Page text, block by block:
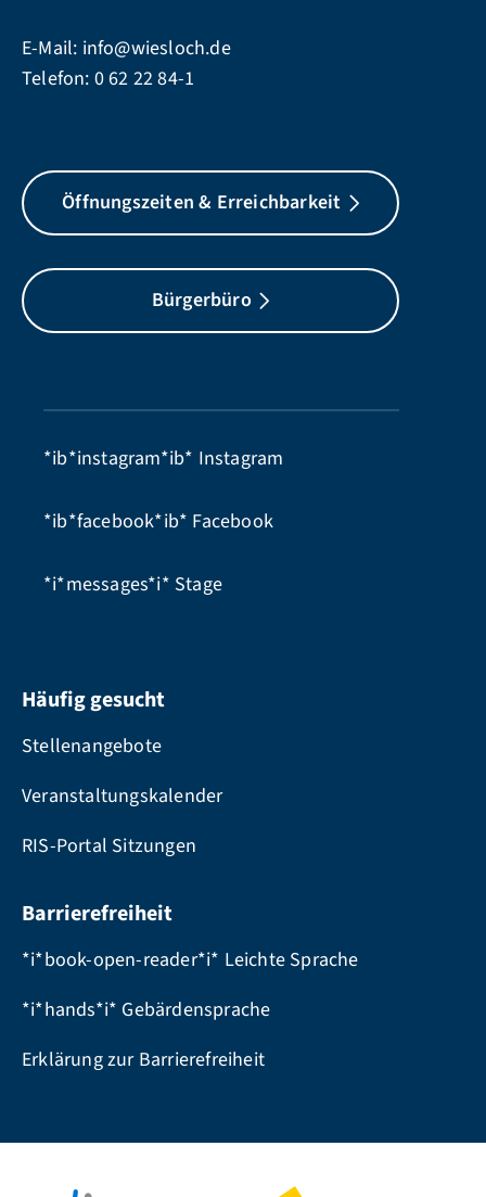
E-Mail: info@wiesloch.de
Telefon: 0 62 22 84-1
Öffnungszeiten & Erreichbarkeit
Bürgerbüro
*ib*instagram*ib* Instagram
*ib*facebook*ib* Facebook
*i*messages*i* Stage
Häufig gesucht
Stellenangebote
Veranstaltungskalender
RIS-Portal Sitzungen
Barrierefreiheit
*i*book-open-reader*i* Leichte Sprache
*i*hands*i* Gebärdensprache
Erklärung zur Barrierefreiheit